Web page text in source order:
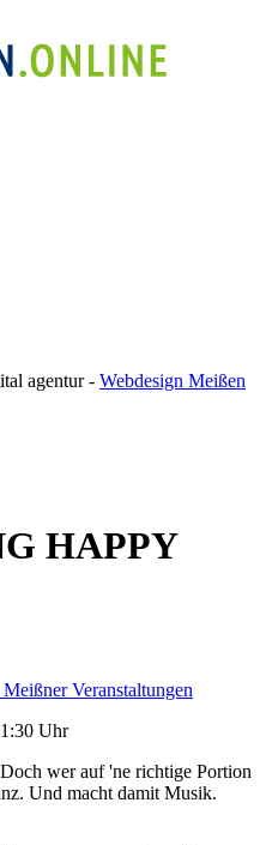
agentur - Webdesign Meißen
HAPPY
Veranstaltungen
Uhr
wer auf 'ne richtige Portion
Und macht damit Musik.